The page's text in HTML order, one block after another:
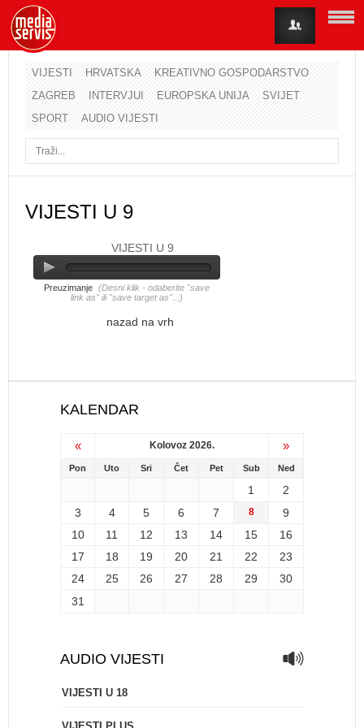
VIJESTI HRVATSKA
KREATIVNO GOSPODARSTVO
ZAGREB
INTERVJUI EUROPSKA UNIJA
SVIJET
SPORT
AUDIO VIJESTI
VIJESTI U 9
VIJESTI U 9
Preuzimanje (Desni klik - odaberite "save
link as" ili "save target as"...)
nazad na vrh
KALENDAR
« Kolovoz 2026. »
Pon Uto Sri Čet Pet Sub Ned
1
2
3
4 5 6 7 8
9
10
11 12 13 14 15
16
17
18 19 20 21 22
23
24
25 26 27 28 29
30
31
AUDIO VIJESTI
VIJESTI U 18
Korisničko ime
Lozinka
Zaboravili ste lozinku?